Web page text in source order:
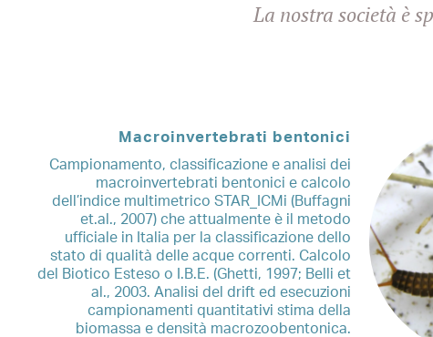
La nostra società è
Macroinvertebrati bentonici
Campionamento, classificazione e analisi dei
macroinvertebrati bentonici e calcolo
dell’indice multimetrico STAR_ICMi (Buffagni
et.al., 2007) che attualmente è il metodo
ufficiale in Italia per la classificazione dello
stato di qualità delle acque correnti. Calcolo
del Biotico Esteso o I.B.E. (Ghetti, 1997; Belli et
al., 2003. Analisi del drift ed esecuzioni
campionamenti quantitativi stima della
biomassa e densità macrozoobentonica.